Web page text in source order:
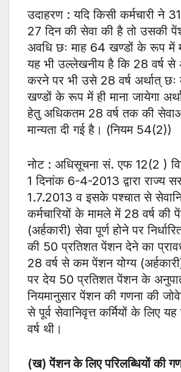
उदाहरण : यदि किसी कर्मचारी ने
27 दिन की सेवा की है तो उसकी
अवधि छः माह 64 खण्डों के रूप में
यह भी उल्लेखनीय है कि 28 वर्ष से
करने पर भी उसे 28 वर्ष अर्थात्
खण्डों के रूप में ही माना जायेगा
हेतु अधिकतम 28 वर्ष तक की
मान्यता दी गई है। (नियम 54(2))
नोट : अधिसूचना सं. एफ 12(2 )
1 दिनांक 6-4-2013 द्वारा राज्य
1.7.2013 व इसके पश्चात से
कर्मचारियों के मामले में 28 वर्ष की
(अर्हकारी) सेवा पूर्ण होने पर
की 50 प्रतिशत पेंशन देने का
28 वर्ष से कम पेंशन योग्य
पर देय 50 प्रतिशत पेंशन के
नियमानुसार पेंशन की गणना की
से पूर्व सेवानिवृत्त कर्मियों के लिए
वर्ष थी।
(ख) पेंशन के लिए परिलब्धियों की